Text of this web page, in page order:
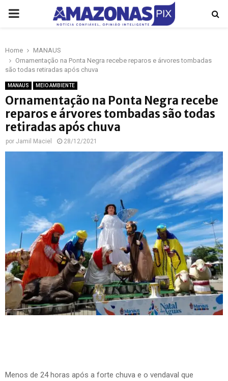
PRIMARY
Home
MANAUS
Ornamentação na Ponta Negra recebe reparos e árvores tombadas
são todas retiradas após chuva
MANAUS MEIO AMBIENTE
Ornamentação na Ponta Negra recebe
reparos e árvores tombadas são todas
retiradas após chuva
por Jamil Maciel 28/12/2021
Menos de 24 horas após a forte chuva e o vendaval que